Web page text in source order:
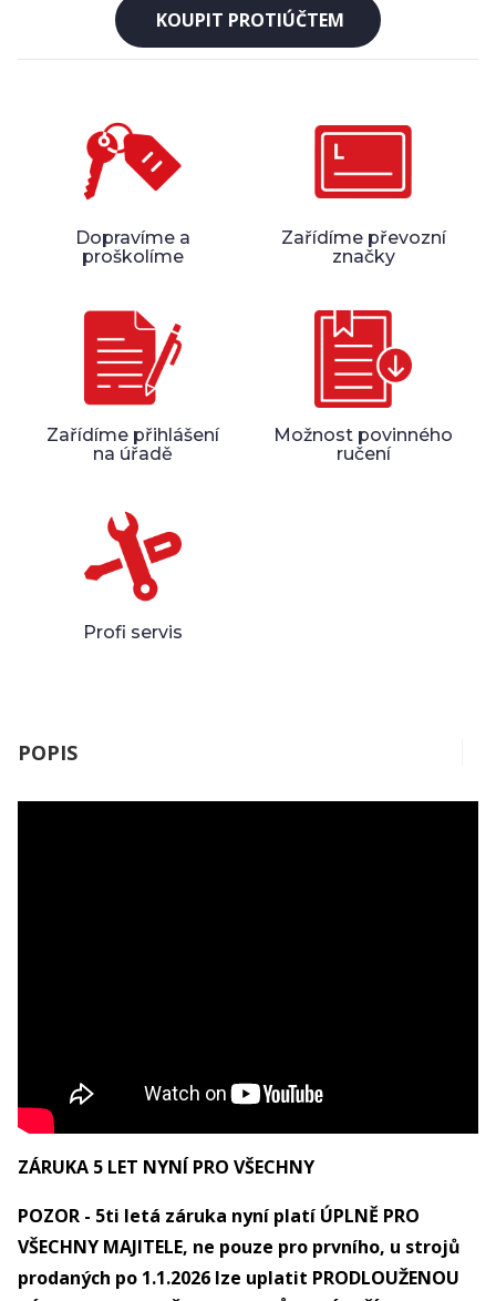
KOUPIT PROTIÚČTEM
Dopravíme a
proškolíme
Zařídíme převozní
značky
Zařídíme přihlášení
na úřadě
Možnost povinného
ručení
Profi servis
POPIS
ZÁRUKA 5 LET NYNÍ PRO VŠECHNY
POZOR - 5ti letá záruka nyní platí ÚPLNĚ PRO
VŠECHNY MAJITELE, ne pouze pro prvního, u strojů
prodaných po 1.1.2026 lze uplatit PRODLOUŽENOU